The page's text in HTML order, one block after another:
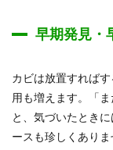
早期発見・
カビは放置すれば
用も増えます。「
と、気づいたとき
ースも珍しくあり